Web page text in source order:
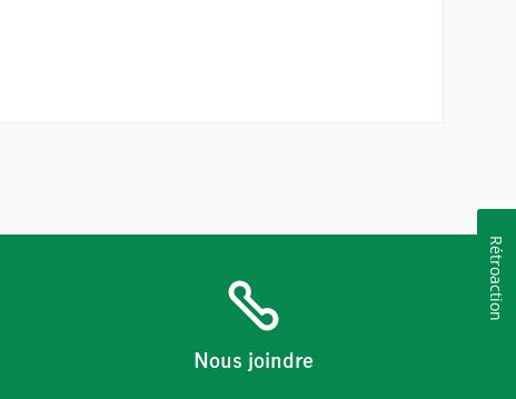
Nous joindre
Rétroaction